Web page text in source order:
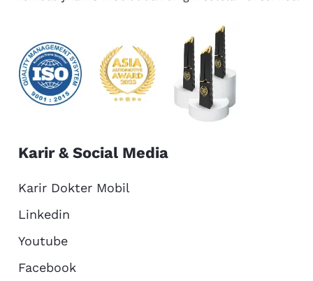
Karir & Social Media
Karir Dokter Mobil
Linkedin
Youtube
Facebook